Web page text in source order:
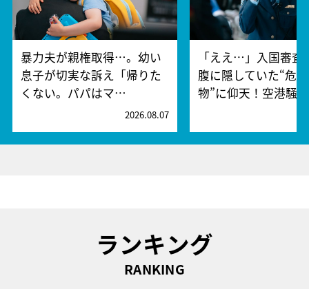
暴力夫が親権取得…。幼い
息子が切実な訴え「帰りた
くない。パパはマ…
2026.08.07
「ええ…」入国審査
腹に隠していた“危
物”に仰天！空港騒
ランキング
RANKING